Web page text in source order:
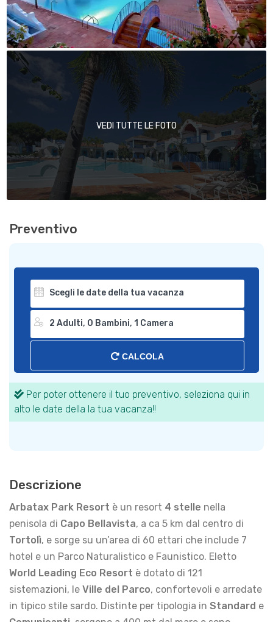
VEDI TUTTE LE FOTO
Preventivo
CALCOLA
Per poter ottenere il tuo preventivo, seleziona qui in
alto le date della la tua vacanza!!
Descrizione
Arbatax Park Resort è un resort 4 stelle nella
penisola di Capo Bellavista, a ca 5 km dal centro di
Tortolì, e sorge su un’area di 60 ettari che include 7
hotel e un Parco Naturalistico e Faunistico. Eletto
World Leading Eco Resort è dotato di 121
sistemazioni, le Ville del Parco, confortevoli e arredate
in tipico stile sardo. Distinte per tipologia in Standard e